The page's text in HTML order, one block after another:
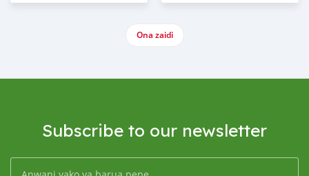
Ona zaidi
Subscribe to our newsletter